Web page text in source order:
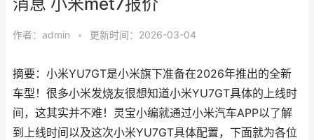
作者： admin • 更新时间：2026-03-04
摘要：小米YU7GT是小米旗下准备在2026年推出的全新
车型！很多小米发烧友很想知道小米YU7GT具体的上线时
间，这其实并不难！灵宝小编就通过小米汽车APP以了解
到上线时间以及这次小米YU7GT具体配置，下面就为各位